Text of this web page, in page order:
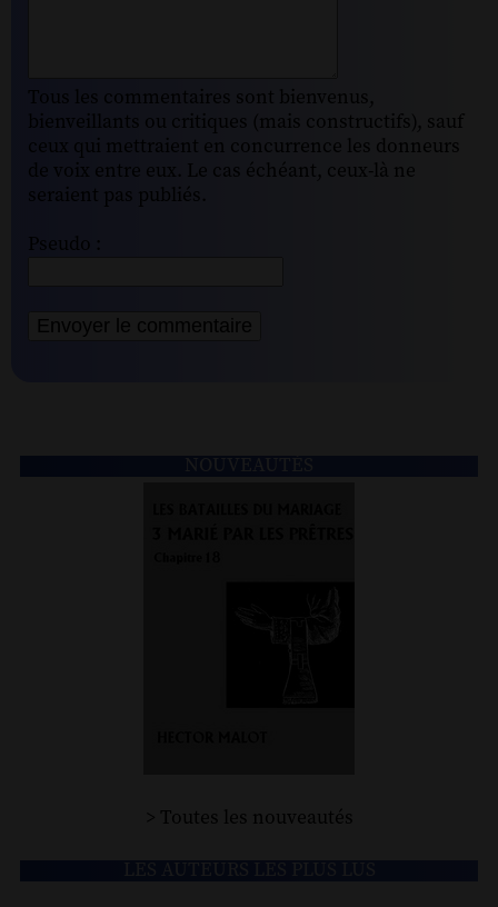
Tous les commentaires sont bienvenus,
bienveillants ou critiques (mais constructifs), sauf
ceux qui mettraient en concurrence les donneurs
de voix entre eux. Le cas échéant, ceux-là ne
seraient pas publiés.
Pseudo :
> Toutes les nouveautés